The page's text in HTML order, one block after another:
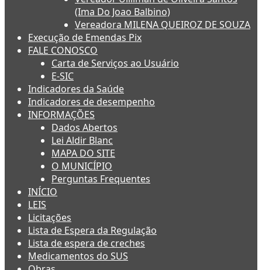
(Ima Do Joao Balbino)
Vereadora MILENA QUEIROZ DE SOUZA
Execução de Emendas Pix
FALE CONOSCO
Carta de Serviços ao Usuário
E-SIC
Indicadores da Saúde
Indicadores de desempenho
INFORMAÇÕES
Dados Abertos
Lei Aldir Blanc
MAPA DO SITE
O MUNICÍPIO
Perguntas Frequentes
INÍCIO
LEIS
Licitações
Lista de Espera da Regulação
Lista de espera de creches
Medicamentos do SUS